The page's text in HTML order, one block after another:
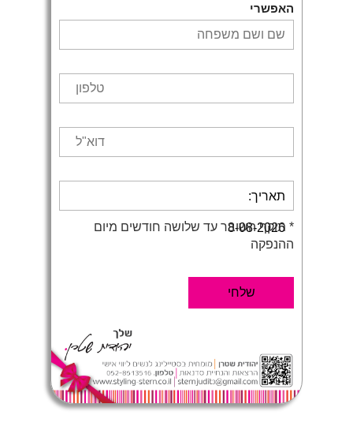
האפשרי
תאריך:
8-08-2026
* תוקף השובר עד שלושה חודשים מיום
ההנפקה